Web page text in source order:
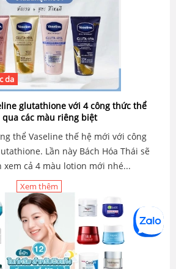
da
glutathione với 4 công thức thể
qua các màu riêng biệt
thể Vaseline thế hệ mới với công
Lần này Bách Hóa Thái sẽ
xem cả 4 màu lotion mới nhé...
Xem thêm